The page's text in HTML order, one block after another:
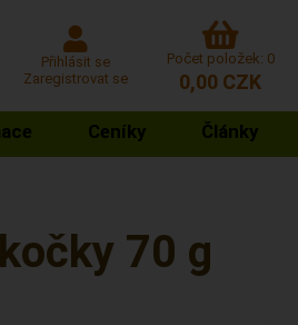
Přihlásit se
Zaregistrovat se
Počet položek: 0
0,00 CZK
Ceníky Články
70 g